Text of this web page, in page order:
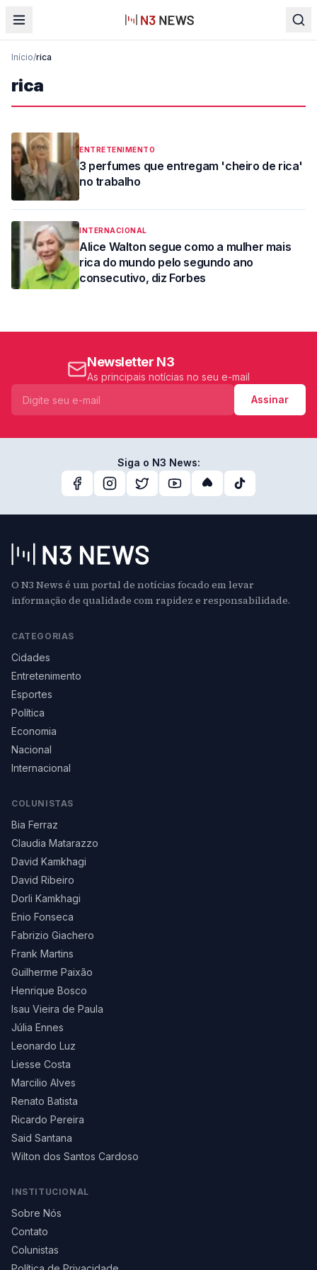
Início/rica
rica
ENTRETENIMENTO
3 perfumes que entregam 'cheiro de rica'
no trabalho
INTERNACIONAL
Alice Walton segue como a mulher mais
rica do mundo pelo segundo ano
consecutivo, diz Forbes
Newsletter N3
As principais notícias no seu e-mail
Assinar
Siga o N3 News:
O N3 News é um portal de notícias focado em levar
informação de qualidade com rapidez e responsabilidade.
CATEGORIAS
Cidades
Entretenimento
Esportes
Política
Economia
Nacional
Internacional
COLUNISTAS
Bia Ferraz
Claudia Matarazzo
David Kamkhagi
David Ribeiro
Dorli Kamkhagi
Enio Fonseca
Fabrizio Giachero
Frank Martins
Guilherme Paixão
Henrique Bosco
Isau Vieira de Paula
Júlia Ennes
Leonardo Luz
Liesse Costa
Marcilio Alves
Renato Batista
Ricardo Pereira
Said Santana
Wilton dos Santos Cardoso
INSTITUCIONAL
Sobre Nós
Contato
Colunistas